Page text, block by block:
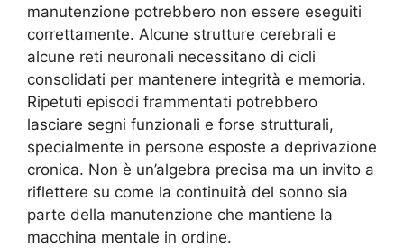
manutenzione potrebbero non essere eseguiti
correttamente. Alcune strutture cerebrali e
alcune reti neuronali necessitano di cicli
consolidati per mantenere integrità e memoria.
Ripetuti episodi frammentati potrebbero
lasciare segni funzionali e forse strutturali,
specialmente in persone esposte a deprivazione
cronica. Non è un’algebra precisa ma un invito a
riflettere su come la continuità del sonno sia
parte della manutenzione che mantiene la
macchina mentale in ordine.